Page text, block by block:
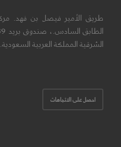
الشرقية المملكة العربية السعودية.
احصل على الاتجاهات